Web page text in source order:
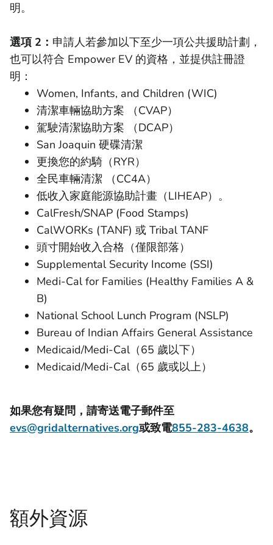
明。
選項 2： 申請人若參加以下至少一項公共援助計劃，
也可以符合 Empower EV 的資格，並提供註冊證
明：
Women, Infants, and Children (WIC)
清潔車輛協助方案 （CVAP）
駕駛清潔協助方案 （DCAP）
San Joaquin 硬碟清潔
更換您的約騎（RYR）
全民車輛清潔 （CC4A）
低收入家庭能源協助計畫（LIHEAP）。
CalFresh/SNAP (Food Stamps)
CalWORKs (TANF) 或 Tribal TANF
頭寸開始收入合格（僅限部落）
Supplemental Security Income (SSI)
Medi-Cal for Families (Healthy Families A &
B)
National School Lunch Program (NSLP)
Bureau of Indian Affairs General Assistance
Medicaid/Medi-Cal（65 歲以下）
Medicaid/Medi-Cal（65 歲或以上）
如果您有疑問，請寄送電子郵件至
evs@gridalternatives.org或致電855-283-4638。
額外資源